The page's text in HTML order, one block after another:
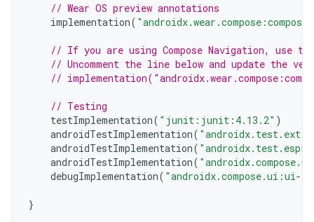
// Wear OS preview annotations
implementation(
// If you are using Compose Navigation, use the
// Uncomment the line below and update the
//
// Testing
testImplementation( "junit:junit:4.13.2" )
androidTestImplementation(
androidTestImplementation(
androidTestImplementation(
debugImplementation( "androidx.compose.ui:ui-
}